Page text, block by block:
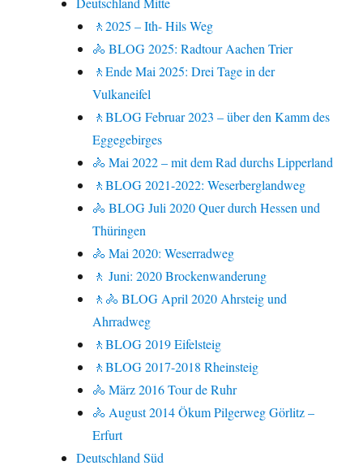
🚶2025 – Ith- Hils Weg
🚴 BLOG 2025: Radtour Aachen Trier
🚶Ende Mai 2025: Drei Tage in der
Vulkaneifel
🚶BLOG Februar 2023 – über den Kamm des
Eggegebirges
🚴 Mai 2022 – mit dem Rad durchs Lipperland
🚶BLOG 2021-2022: Weserberglandweg
🚴 BLOG Juli 2020 Quer durch Hessen und
Thüringen
🚴 Mai 2020: Weserradweg
🚶 Juni: 2020 Brockenwanderung
🚶🚴 BLOG April 2020 Ahrsteig und
Ahrradweg
🚶BLOG 2019 Eifelsteig
🚶BLOG 2017-2018 Rheinsteig
🚴 März 2016 Tour de Ruhr
🚴 August 2014 Ökum Pilgerweg Görlitz –
Erfurt
Deutschland Süd